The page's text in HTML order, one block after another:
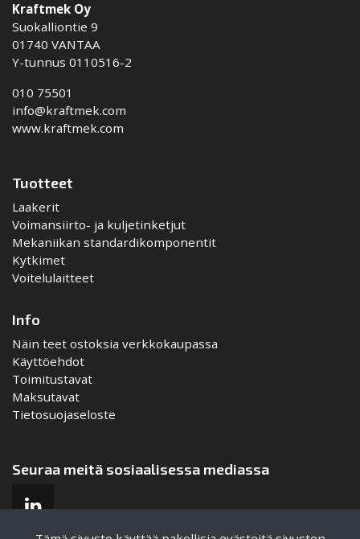
Kraftmek Oy
Suokalliontie 9
01740 VANTAA
Y-tunnus 0110516-2
010 75501
info@kraftmek.com
www.kraftmek.com
Tuotteet
Laakerit
Voimansiirto- ja kuljetinketjut
Mekaniikan standardikomponentit
Kytkimet
Voitelulaitteet
Info
Näin teet ostoksia verkkokaupassa
Käyttöehdot
Toimitustavat
Maksutavat
Tietosuojaseloste
Seuraa meitä sosiaalisessa mediassa